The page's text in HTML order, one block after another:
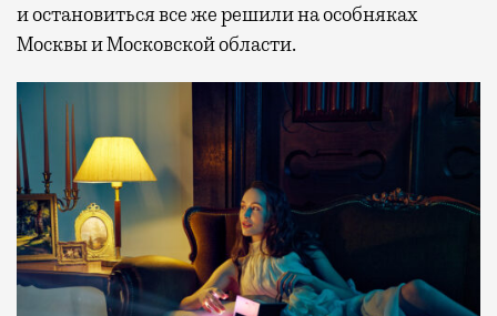
и остановиться все же решили на особняках
Москвы и Московской области.